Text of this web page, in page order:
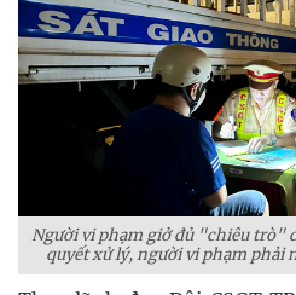
Người vi phạm giở đủ "chiêu trò"
quyết xử lý, người vi phạm phải